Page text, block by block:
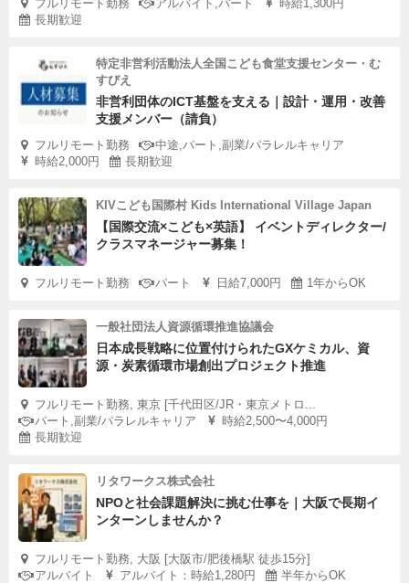
フルリモート勤務 アルバイト,パート
時給1,300円
長期歓迎
特定非営利活動法人全国こども食堂支援センター・む
すびえ
非営利団体のICT基盤を支える｜設計・運用・改善
支援メンバー（請負）
フルリモート勤務
中途,パート,副業/パラレルキャリア
時給2,000円
長期歓迎
KIVこども国際村 Kids International Village Japan
【国際交流×こども×英語】 イベントディレクター/
クラスマネージャー募集！
フルリモート勤務 パート 日給7,000円 1年からOK
一般社団法人資源循環推進協議会
日本成長戦略に位置付けられたGXケミカル、資
源・炭素循環市場創出プロジェクト推進
フルリモート勤務, 東京 [千代田区/JR・東京メトロ...
パート,副業/パラレルキャリア
時給2,500〜4,000円
長期歓迎
リタワークス株式会社
NPOと社会課題解決に挑む仕事を｜大阪で長期イ
ンターンしませんか？
フルリモート勤務, 大阪 [大阪市/肥後橋駅 徒歩15分]
アルバイト
アルバイト：時給1,280円 半年からOK